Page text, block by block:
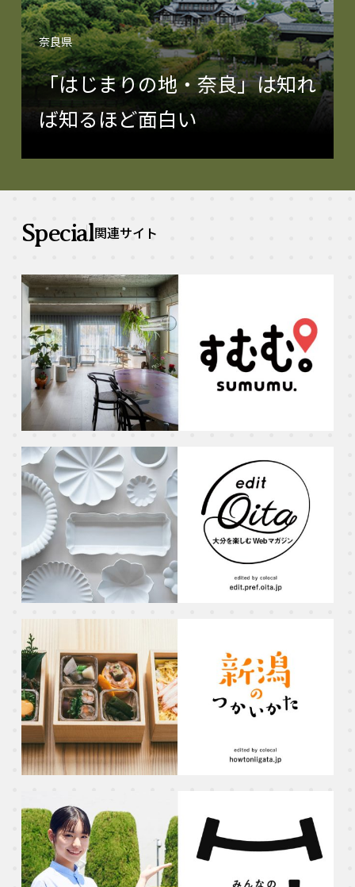
奈良県
「はじまりの地・奈良」は知れ
ば知るほど面白い
Special関連サイト